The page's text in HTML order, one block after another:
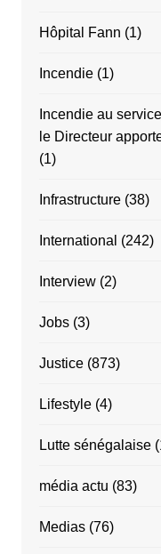
Hôpital Fann (1)
Incendie(1)
Incendie au
le Directeur
(1)
Infrastructure(38)
International (242)
Interview(2)
Jobs(3)
Justice(873)
Lifestyle(4)
Lutte sénégalaise
média actu (83)
Medias(76)